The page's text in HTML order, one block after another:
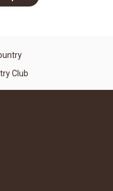
Club